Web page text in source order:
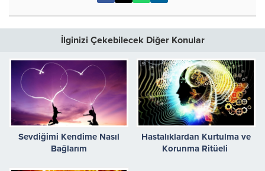
İlginizi Çekebilecek Diğer Konular
Sevdiğimi Kendime Nasıl
Bağlarım
Hastalıklardan Kurtulma ve
Korunma Ritüeli